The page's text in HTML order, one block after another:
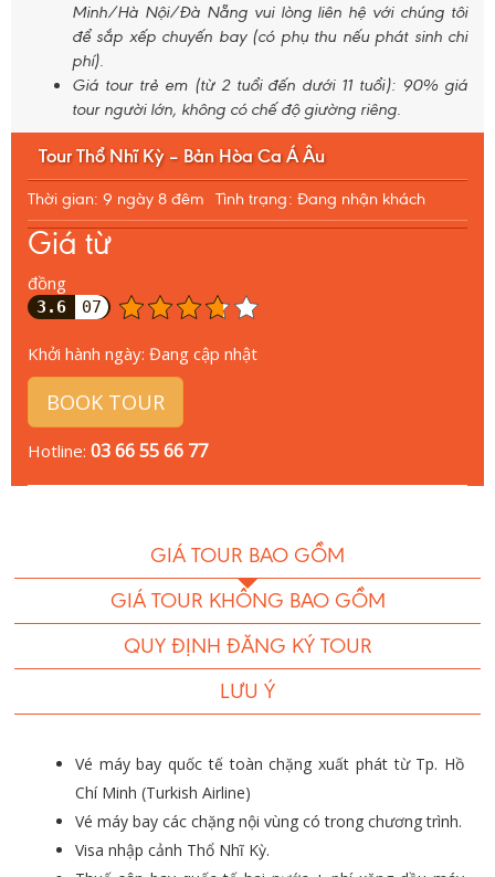
Minh/Hà Nội/Đà Nẵng vui lòng liên hệ với chúng tôi
để sắp xếp chuyến bay (có phụ thu nếu phát sinh chi
phí).
Giá tour trẻ em (từ 2 tuổi đến dưới 11 tuổi): 90% giá
tour người lớn, không có chế độ giường riêng.
Tour Thổ Nhĩ Kỳ – Bản Hòa Ca Á Âu
Thời gian: 9 ngày 8 đêm Tình trạng: Đang nhận khách
Giá từ
đồng
3.6 07
Khởi hành ngày: Đang cập nhật
BOOK TOUR
Hotline: 03 66 55 66 77
GIÁ TOUR BAO GỒM
GIÁ TOUR KHÔNG BAO GỒM
QUY ĐỊNH ĐĂNG KÝ TOUR
LƯU Ý
Vé máy bay quốc tế toàn chặng xuất phát từ Tp. Hồ
Chí Minh (Turkish Airline)
Vé máy bay các chặng nội vùng có trong chương trình.
Visa nhập cảnh Thổ Nhĩ Kỳ.